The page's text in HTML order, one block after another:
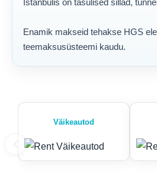
Enamik makseid tehakse HGS
teemaksusüsteemi kaudu.
Väikeautod